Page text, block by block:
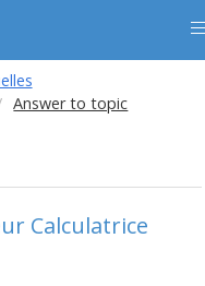
Answer to topic
Calculatrice